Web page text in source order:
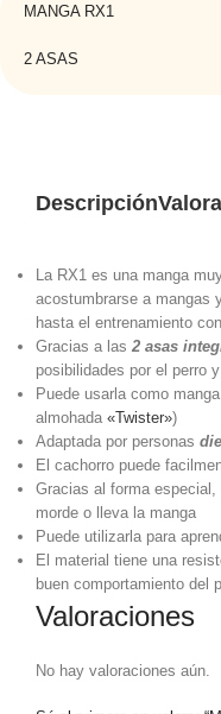
MANGA RX1
2 ASAS
Descripción
La RX1 es una manga
acostumbrarse a mangas
hasta el entrenamiento
Gracias a las 2 asas
posibilidades por el perro
Puede usarla como
almohada «Twister»)
Adaptada por personas
El cachorro puede
Gracias al forma
morde o lleva la manga
Puede utilizarla para
El material tiene una
buen comportamiento del
Valoraciones
No hay valoraciones aún.